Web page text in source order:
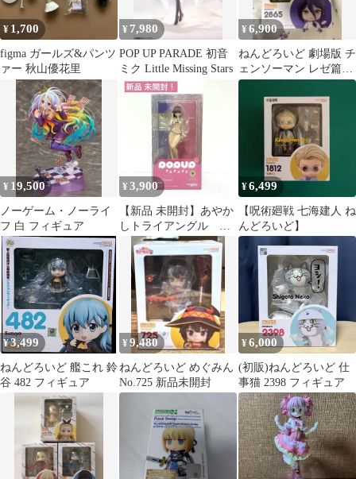
¥ 1,700
figma ガールズ&パンツ
ァー 秋山優花里
¥ 7,980
POP UP PARADE 初音
ミク Little Missing Stars
¥6,900
ねんどろいど 劇場版 チ
ェンソーマン レゼ篇
【レゼ】
¥ 19,500
ノーゲーム・ノーライ
フ 白 フィギュア
¥ 3,900
【新品 未開封】あやか
しトライアングル 花
奏すず POPUP
PARADE
¥6,499
【呪術廻戦 七海建人 ね
んどろいど】
¥3,499
ねんどろいど 艦これ 鈴
谷 482 フィギュア
¥9,480
ねんどろいど めぐみん
No.725 新品未開封
¥6,000
(初販)ねんどろいど 仕
事猫 2398 フィギュア